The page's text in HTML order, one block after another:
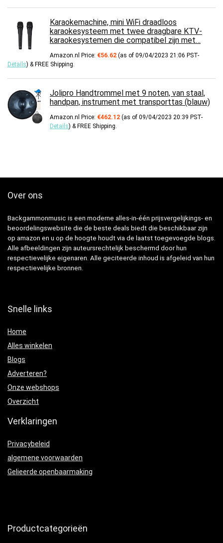
Karaokemachine, mini WiFi draadloos
karaokesysteem met twee draagbare KTV-
karaokesystemen die compatibel zijn met…
Amazon.nl Price: €56.62 (as of 09/04/2023 21:06 PST-
Details) & FREE Shipping
Jolipro Handtrommel met 9 noten, van staal,
handpan, instrument met transporttas (blauw)
Amazon.nl Price: €462.12 (as of 09/04/2023 20:39 PST-
Details) & FREE Shipping
Over ons
Backgammonmusic is een moderne alles-in-één prijsvergelijkings- en
beoordelingswebsite die de beste deals biedt die beschikbaar zijn
op amazon en u op de hoogte houdt via de laatst toegevoegde blogs.
Alle afbeeldingen zijn auteursrechtelijk beschermd door hun
respectievelijke eigenaren. Alle geciteerde inhoud is afgeleid van hun
respectievelijke bronnen.
Snelle links
Home
Alles winkelen
Blogs
Adverteren?
Onze webshops
Overzicht
Verklaringen
Privacybeleid
algemene voorwaarden
Gelieerde openbaarmaking
Productcategorieën